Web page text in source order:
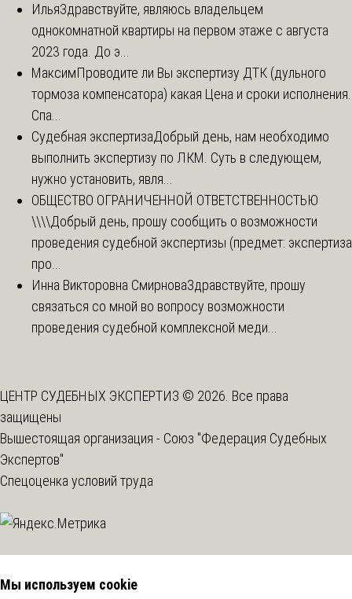
ИльяЗдравствуйте, являюсь владельцем
однокомнатной квартиры на первом этаже с августа
2023 года. До э...
МаксимПроводите ли Вы экспертизу ДТК (дульного
тормоза компенсатора) какая Цена и сроки исполнения.
Спа...
Судебная экспертизаДобрый день, нам необходимо
выполнить экспертизу по ЛКМ. Суть в следующем,
нужно установить, явля...
ОБЩЕСТВО ОГРАНИЧЕННОЙ ОТВЕТСТВЕННОСТЬЮ
\\\\Добрый день, прошу сообщить о возможности
проведения судебной экспертизы (предмет: экспертиза
про...
Инна Викторовна СмирноваЗдравствуйте, прошу
связаться со мной во вопросу возможности
проведения судебной комплексной меди...
ЦЕНТР СУДЕБНЫХ ЭКСПЕРТИЗ © 2026. Все права
защищены
Вышестоящая организация - Союз "Федерация Судебных
Экспертов"
Спецоценка условий труда
Мы используем cookie